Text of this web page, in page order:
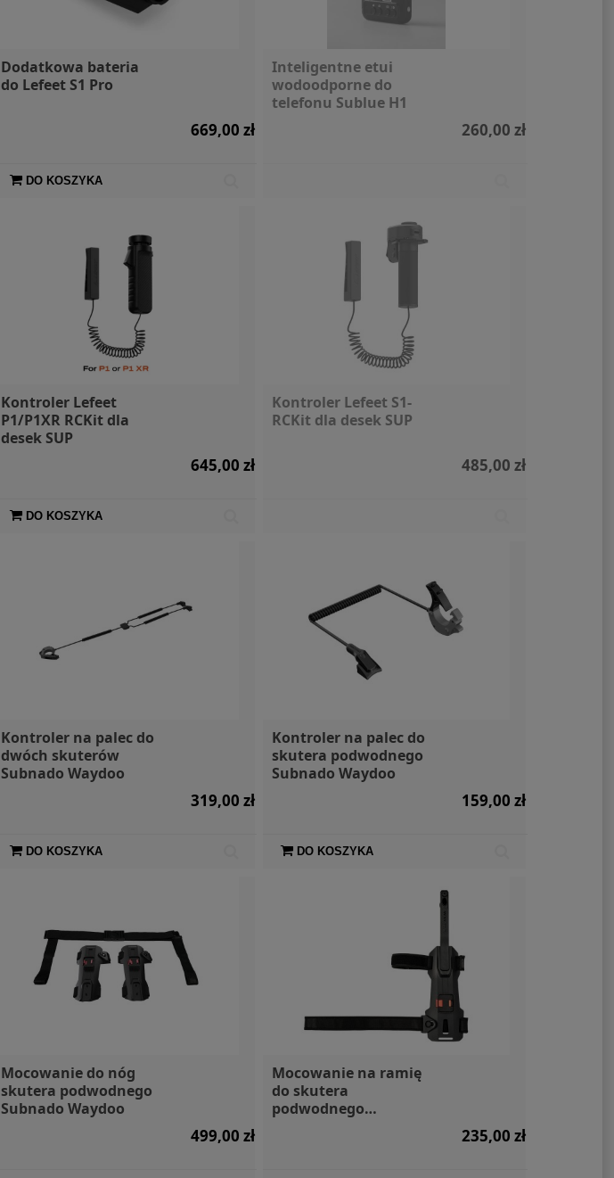
119,00 zł
Dodatkowa bateria
do Lefeet S1 Pro
669,00 zł
DO KOSZYKA
Inteligentne etui
wodoodporne do
telefonu Sublue H1
260,00 zł
Kontroler Lefeet
P1/P1XR RCKit dla
desek SUP
645,00 zł
DO KOSZYKA
Kontroler Lefeet S1-
RCKit dla desek SUP
485,00 zł
Kontroler na palec do
dwóch skuterów
Subnado Waydoo
319,00 zł
DO KOSZYKA
Kontroler na palec do
skutera podwodnego
Subnado Waydoo
159,00 zł
DO KOSZYKA
Mocowanie do nóg
skutera podwodnego
Subnado Waydoo
499,00 zł
Mocowanie na ramię
do skutera
podwodnego
235,00 zł